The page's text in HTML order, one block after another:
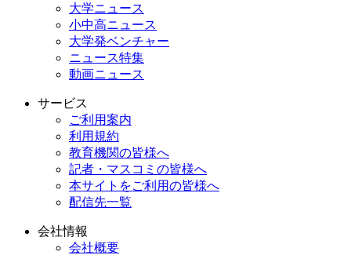
大学ニュース
小中高ニュース
大学発ベンチャー
ニュース特集
動画ニュース
サービス
ご利用案内
利用規約
教育機関の皆様へ
記者・マスコミの皆様へ
本サイトをご利用の皆様へ
配信先一覧
会社情報
会社概要